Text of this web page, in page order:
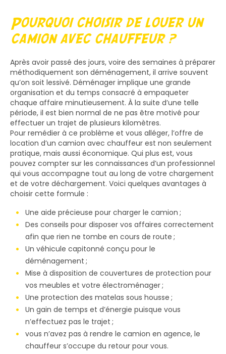
Pourquoi choisir de louer un
camion avec chauffeur ?
Après avoir passé des jours, voire des semaines à préparer
méthodiquement son déménagement, il arrive souvent
qu’on soit lessivé. Déménager implique une grande
organisation et du temps consacré à empaqueter
chaque affaire minutieusement. À la suite d’une telle
période, il est bien normal de ne pas être motivé pour
effectuer un trajet de plusieurs kilomètres.
Pour remédier à ce problème et vous alléger, l’offre de
location d’un camion avec chauffeur est non seulement
pratique, mais aussi économique. Qui plus est, vous
pouvez compter sur les connaissances d’un professionnel
qui vous accompagne tout au long de votre chargement
et de votre déchargement. Voici quelques avantages à
choisir cette formule :
Une aide précieuse pour charger le camion ;
Des conseils pour disposer vos affaires correctement
afin que rien ne tombe en cours de route ;
Un véhicule capitonné conçu pour le
déménagement ;
Mise à disposition de couvertures de protection pour
vos meubles et votre électroménager ;
Une protection des matelas sous housse ;
Un gain de temps et d’énergie puisque vous
n’effectuez pas le trajet ;
vous n’avez pas à rendre le camion en agence, le
chauffeur s’occupe du retour pour vous.